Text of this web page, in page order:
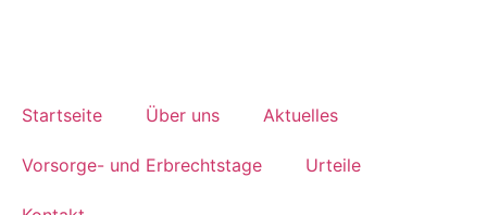
Startseite Über uns Aktuelles
Vorsorge- und Erbrechtstage Urteile